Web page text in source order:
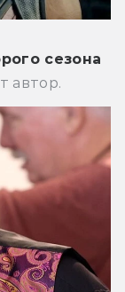
сезона
автор.